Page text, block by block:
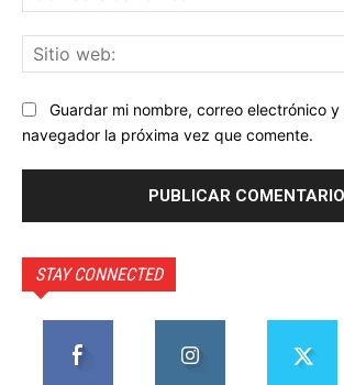
Guardar mi nombre, correo electrónico
navegador la próxima vez que comente.
STAY CONNECTED